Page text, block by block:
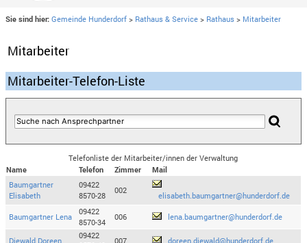
Sie sind hier: Gemeinde Hunderdorf > Rathaus & Service > Rathaus > Mitarbeiter
Mitarbeiter
Mitarbeiter-Telefon-Liste
Telefonliste der Mitarbeiter/innen der Verwaltung
Name
Telefon Zimmer
Mail
Baumgartner
Elisabeth
09422
8570-28
002
elisabeth.baumgartner@hunderdorf.de
Baumgartner Lena
09422
8570-34
006 lena.baumgartner@hunderdorf.de
Diewald Doreen
09422
007 doreen.diewald@hunderdorf.de